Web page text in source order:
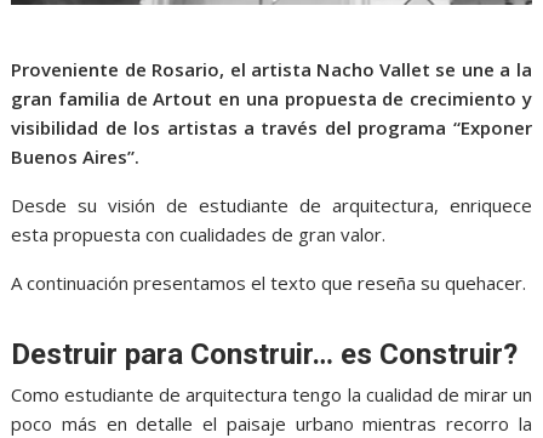
Proveniente de Rosario, el artista Nacho Vallet se une a la
gran familia de Artout en una propuesta de crecimiento y
visibilidad de los artistas a través del programa “Exponer
Buenos Aires”.
Desde su visión de estudiante de arquitectura, enriquece
esta propuesta con cualidades de gran valor.
A continuación presentamos el texto que reseña su quehacer.
Destruir para Construir… es Construir?
Como estudiante de arquitectura tengo la cualidad de mirar un
poco más en detalle el paisaje urbano mientras recorro la